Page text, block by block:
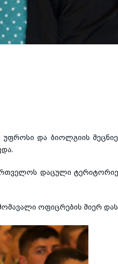
უფროსი და ბიოლგიის
დაცული
ოფიცრების მიერ